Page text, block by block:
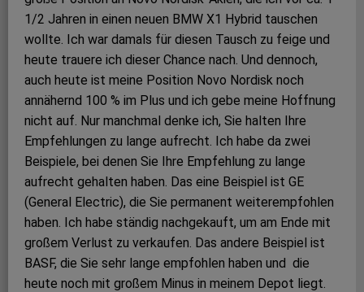
1/2 Jahren in einen neuen BMW X1 Hybrid tauschen
wollte. Ich war damals für diesen Tausch zu feige und
heute trauere ich dieser Chance nach. Und dennoch,
auch heute ist meine Position Novo Nordisk noch
annähernd 100 % im Plus und ich gebe meine Hoffnung
nicht auf. Nur manchmal denke ich, Sie halten Ihre
Empfehlungen zu lange aufrecht. Ich habe da zwei
Beispiele, bei denen Sie Ihre Empfehlung zu lange
aufrecht gehalten haben. Das eine Beispiel ist GE
(General Electric), die Sie permanent weiterempfohlen
haben. Ich habe ständig nachgekauft, um am Ende mit
großem Verlust zu verkaufen. Das andere Beispiel ist
BASF, die Sie sehr lange empfohlen haben und die
heute noch mit großem Minus in meinem Depot liegt.